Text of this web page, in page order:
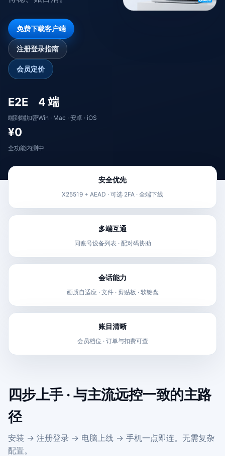
免费下载客户端
注册登录指南
会员定价
E2E
端到端加密
4 端
Win · Mac · 安卓 · iOS
¥0
全功能内测中
安全优先
X25519 + AEAD · 可选 2FA · 全端下线
多端互通
同账号设备列表 · 配对码协助
会话能力
画质自适应 · 文件 · 剪贴板 · 软键盘
账目清晰
会员档位 · 订单与扣费可查
四步上手 · 与主流远控一致的主路
径
安装 → 注册登录 → 电脑上线 → 手机一点即连。无需复杂
配置。